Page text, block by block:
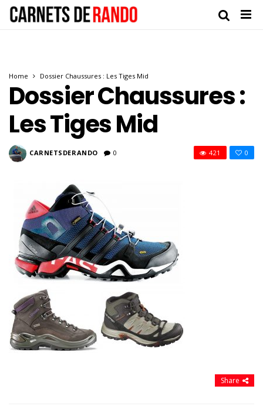
Home Dossier Chaussures : Les Tiges Mid
Dossier Chaussures :
Les Tiges Mid
CARNETSDERANDO 0 0
421
Share